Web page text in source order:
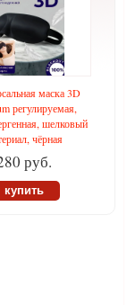
маска 3D
регулируемая,
шелковый
чёрная
руб.
купить